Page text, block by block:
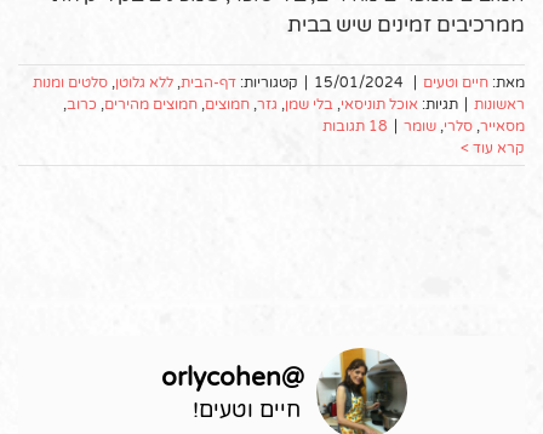
ממרכיבים זמינים שיש בבית
מאת: חיים וטעים 15/01/2024 קטגוריות: דף-הבית, ללא גלוטן, סלטים ומנות
ראשונות
תגיות: אוכל תוניסאי, בלי שמן, גזר, חמוצים, חמוצים מהירים, כרוב,
מסאייר, סלרי, שומר
18 תגובות
קרא עוד >
@
orlycohen
חיים וטעים!